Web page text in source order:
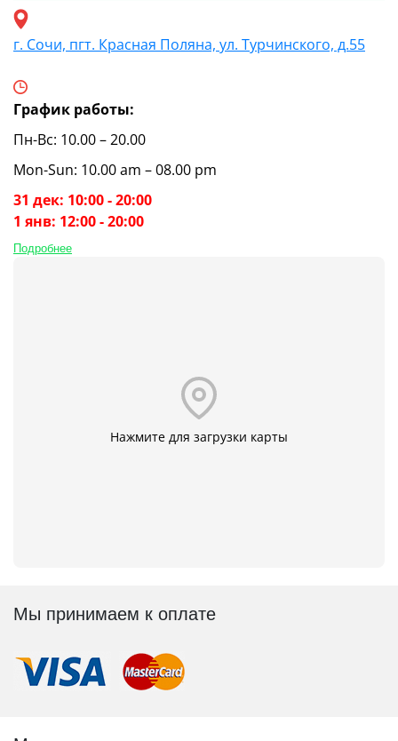
г. Сочи, пгт. Красная Поляна, ул. Турчинского, д.55
График работы:
Пн-Вс: 10.00 – 20.00
Mon-Sun: 10.00 am – 08.00 pm
31 дек: 10:00 - 20:00
1 янв: 12:00 - 20:00
Подробнее
Нажмите для загрузки карты
Мы принимаем к оплате